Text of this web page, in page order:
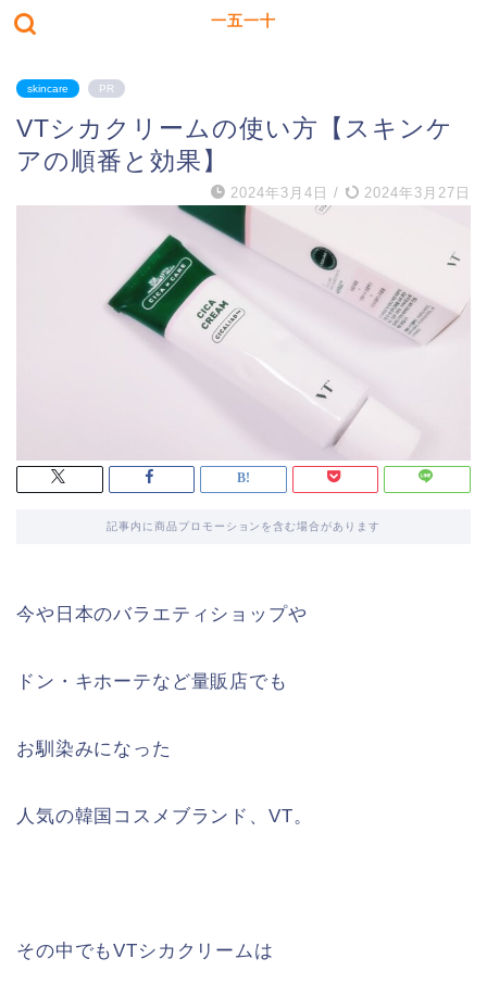
一五一十
skincare PR
VTシカクリームの使い方【スキンケ
アの順番と効果】
2024年3月4日 / 2024年3月27日
記事内に商品プロモーションを含む場合があります
今や日本のバラエティショップや
ドン・キホーテなど量販店でも
お馴染みになった
人気の韓国コスメブランド、VT。
その中でもVTシカクリームは